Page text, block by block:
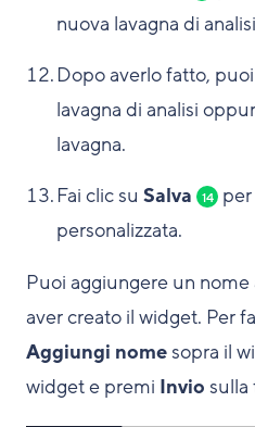
nuova lavagna di
Dopo averlo fatto,
lavagna di analisi
lavagna.
Fai clic su Salva 14
personalizzata.
Puoi aggiungere un
aver creato il widget. Per
Aggiungi nomesopra il
widget e premi Invio sulla